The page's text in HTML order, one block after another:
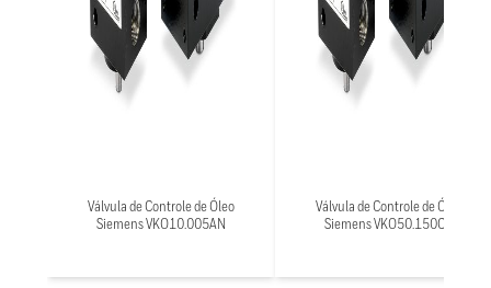
Válvula de Controle de Óleo
Siemens VKO10.005AN
Válvula de Controle de Óleo
Siemens VKO50.150CN